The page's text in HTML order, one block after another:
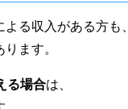
る収入がある方も、
ます。
る場合は、